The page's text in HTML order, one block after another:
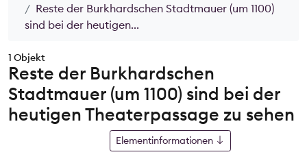
Reste der Burkhardschen Stadtmauer (um 1100)
sind bei der heutigen...
1 Objekt
Reste der Burkhardschen
Stadtmauer (um 1100) sind bei der
heutigen Theaterpassage zu sehen
Elementinformationen